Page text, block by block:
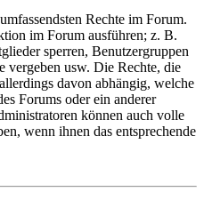
Rechte im Forum.
im Forum ausführen; z. B.
sperren, Benutzergruppen
vergeben usw. Die Rechte, die
davon abhängig, welche
Forums oder ein anderer
können auch volle
wenn ihnen das entsprechende